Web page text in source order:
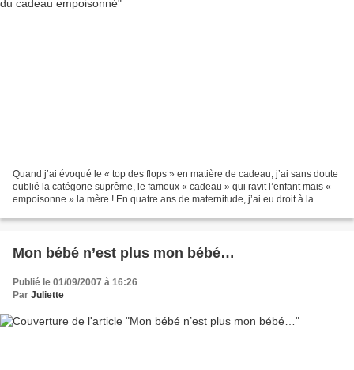
Quand j’ai évoqué le « top des flops » en matière de cadeau, j’ai sans doute
oublié la catégorie suprême, le fameux « cadeau » qui ravit l’enfant mais «
empoisonne » la mère ! En quatre ans de maternitude, j’ai eu droit à la
Mon bébé n’est plus mon bébé…
Publié le 01/09/2007 à 16:26
Par Juliette